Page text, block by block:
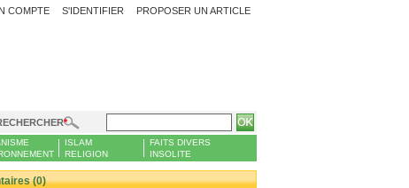
PROPOSER UN ARTICLE
COMPTE S'IDENTIFIER
ISLAM
RELIGION
FAITS DIVERS
INSOLITE
(0)